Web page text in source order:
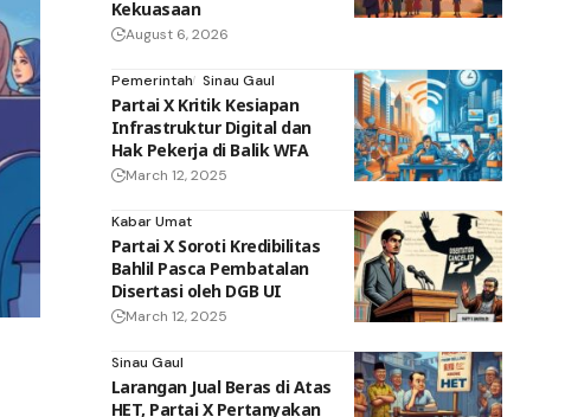
Kekuasaan
August 6, 2026
Pemerintah Sinau Gaul
Partai X Kritik Kesiapan
Infrastruktur Digital dan
Hak Pekerja di Balik WFA
March 12, 2025
Kabar Umat
Partai X Soroti Kredibilitas
Bahlil Pasca Pembatalan
Disertasi oleh DGB UI
March 12, 2025
Sinau Gaul
Larangan Jual Beras di Atas
HET, Partai X Pertanyakan